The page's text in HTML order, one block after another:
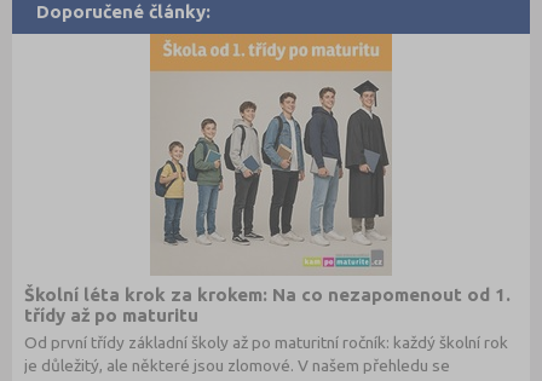
Doporučené články:
Školní léta krok za krokem: Na co nezapomenout od 1.
třídy až po maturitu
Od první třídy základní školy až po maturitní ročník: každý školní rok
je důležitý, ale některé jsou zlomové. V našem přehledu se